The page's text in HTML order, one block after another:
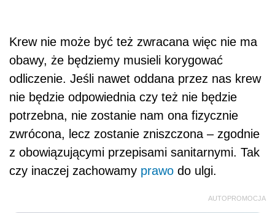
Krew nie może być też zwracana więc nie ma
obawy, że będziemy musieli korygować
odliczenie. Jeśli nawet oddana przez nas krew
nie będzie odpowiednia czy też nie będzie
potrzebna, nie zostanie nam ona fizycznie
zwrócona, lecz zostanie zniszczona – zgodnie
z obowiązującymi przepisami sanitarnymi. Tak
czy inaczej zachowamy prawo do ulgi.
AUTOPROMOCJA